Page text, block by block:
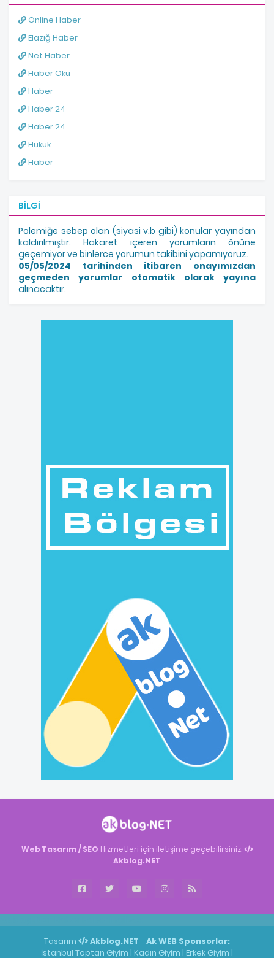
Online Haber
Elazığ Haber
Net Haber
Haber Oku
Haber
Haber 24
Haber 24
Hukuk
Haber
BILGI
Polemiğe sebep olan (siyasi v.b gibi) konular yayından
kaldırılmıştır. Hakaret içeren yorumların önüne
geçemiyor ve binlerce yorumun takibini yapamıyoruz.
05/05/2024 tarihinden itibaren onayımızdan
geçmeden yorumlar otomatik olarak yayına
alınacaktır.
Web Tasarım / SEO Hizmetleri için iletişime geçebilirsiniz.
Akblog.NET
Tasarım Akblog.NET - Ak WEB Sponsorlar:
İstanbul Toptan Giyim | Kadın Giyim | Erkek Giyim |